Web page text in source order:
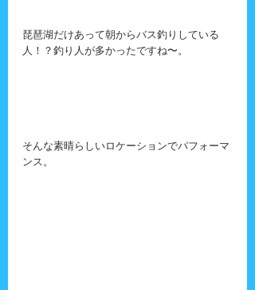
琵琶湖だけあって朝からバス釣りしている
人！？釣り人が多かったですね〜。
そんな素晴らしいロケーションでパフォーマ
ンス。